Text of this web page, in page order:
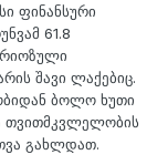
ფინანსური
61.8
შავი ლაქებიც.
ბოლო ხუთი
თვითმკვლელობის
გახლდათ.